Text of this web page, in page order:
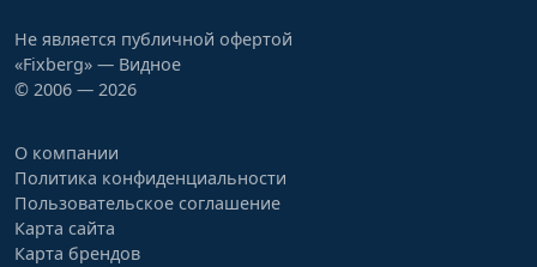
Не является публичной офертой
«Fixberg» — Видное
© 2006 — 2026
О компании
Политика конфиденциальности
Пользовательское соглашение
Карта сайта
Карта брендов